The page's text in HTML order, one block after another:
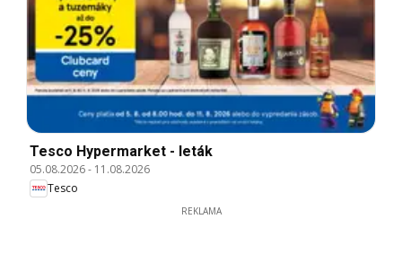
Tesco Hypermarket - leták
05.08.2026- 11.08.2026
Tesco
REKLAMA